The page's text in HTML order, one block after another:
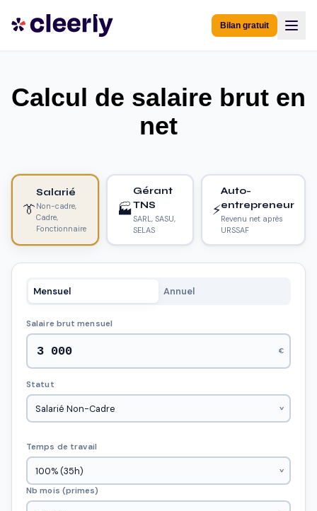
Bilan gratuit
Calcul de salaire brut en
net
👔
Salarié
Non-cadre,
Cadre,
Fonctionnaire
🏭
Gérant
TNS
SARL, SASU,
SELAS
⚡
Auto-
entrepreneur
Revenu net après
URSSAF
Mensuel Annuel
Salaire brut mensuel
€
Statut
Temps de travail
Nb mois (primes)